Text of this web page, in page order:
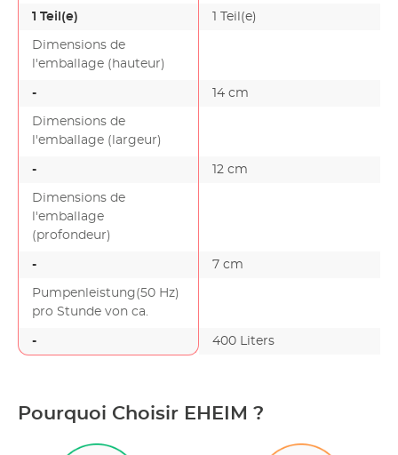
1 Teil(e) 1 Teil(e)
Dimensions de
l'emballage (hauteur)
- 14 cm
Dimensions de
l'emballage (largeur)
- 12 cm
Dimensions de
l'emballage
(profondeur)
- 7 cm
Pumpenleistung(50 Hz)
pro Stunde von ca.
- 400 Liters
Pourquoi Choisir EHEIM ?